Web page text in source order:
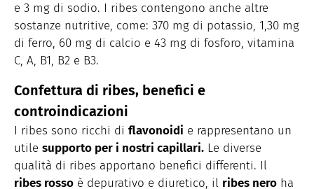
e 3 mg di sodio. I ribes contengono anche altre
sostanze nutritive, come: 370 mg di potassio, 1,30 mg
di ferro, 60 mg di calcio e 43 mg di fosforo, vitamina
C, A, B1, B2 e B3.
Confettura di ribes, benefici e
controindicazioni
I ribes sono ricchi di flavonoidi e rappresentano un
utile supporto per i nostri capillari. Le diverse
qualità di ribes apportano benefici differenti. Il
ribes rosso è depurativo e diuretico, il ribes nero ha